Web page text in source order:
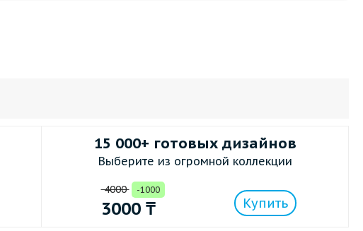
15 000+ готовых дизайнов
Выберите из огромной коллекции
4000 -1000
3000 ₸ Купить